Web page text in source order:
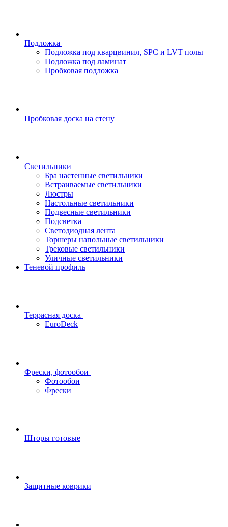
Подложка
Подложка под кварцвинил, SPC и LVT полы
Подложка под ламинат
Пробковая подложка
Пробковая доска на стену
Светильники
Бра настенные светильники
Встраиваемые светильники
Люстры
Настольные светильники
Подвесные светильники
Подсветка
Светодиодная лента
Торшеры напольные светильники
Трековые светильники
Уличные светильники
Теневой профиль
Террасная доска
EuroDeck
Фрески, фотообои
Фотообои
Фрески
Шторы готовые
Защитные коврики